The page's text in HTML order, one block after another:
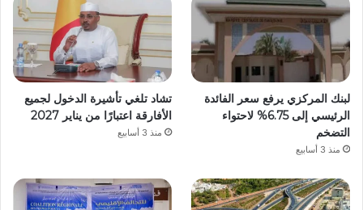
لبنك المركزي يرفع سعر الفائدة
الرئيسي إلى 6.75% لاحتواء
التضخم
منذ 3 أسابيع
تشاد تلغي تأشيرة الدخول لجميع
الأفارقة اعتبارًا من يناير 2027
منذ 3 أسابيع